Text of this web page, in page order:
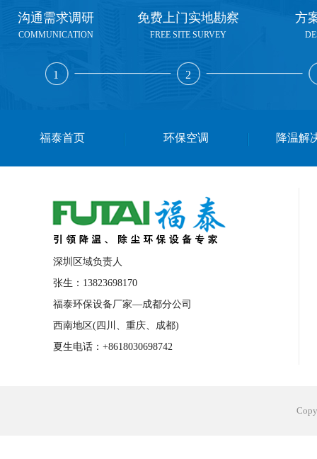
沟通需求调研
COMMUNICATION
1
免费上门实地勘察
FREE SITE SURVEY
2
方
福泰首页 环保空调 降温解
深圳区域负责人
张生：13823698170
福泰环保设备厂家—成都分公司
西南地区(四川、重庆、成都)
夏生电话：+8618030698742